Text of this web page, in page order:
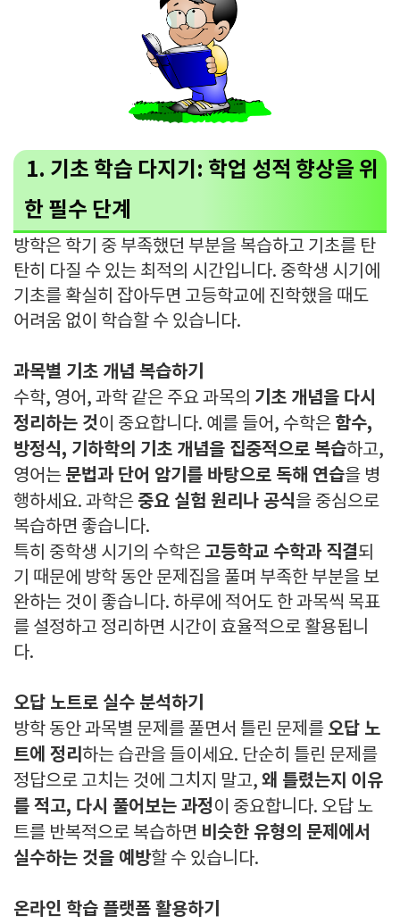
1. 기초 학습 다지기: 학업 성적 향상을 위
한 필수 단계
방학은 학기 중 부족했던 부분을 복습하고 기초를 탄
탄히 다질 수 있는 최적의 시간입니다. 중학생 시기에
기초를 확실히 잡아두면 고등학교에 진학했을 때도
어려움 없이 학습할 수 있습니다.
과목별 기초 개념 복습하기
수학, 영어, 과학 같은 주요 과목의 기초 개념을 다시
정리하는 것이 중요합니다. 예를 들어, 수학은 함수,
방정식, 기하학의 기초 개념을 집중적으로 복습하고,
영어는 문법과 단어 암기를 바탕으로 독해 연습을 병
행하세요. 과학은 중요 실험 원리나 공식을 중심으로
복습하면 좋습니다.
특히 중학생 시기의 수학은 고등학교 수학과 직결되
기 때문에 방학 동안 문제집을 풀며 부족한 부분을 보
완하는 것이 좋습니다. 하루에 적어도 한 과목씩 목표
를 설정하고 정리하면 시간이 효율적으로 활용됩니
다.
오답 노트로 실수 분석하기
방학 동안 과목별 문제를 풀면서 틀린 문제를 오답 노
트에 정리 하는 습관을 들이세요. 단순히 틀린 문제를
정답으로 고치는 것에 그치지 말고, 왜 틀렸는지 이유
를 적고, 다시 풀어보는 과정이 중요합니다. 오답 노
트를 반복적으로 복습하면 비슷한 유형의 문제에서
실수하는 것을 예방할 수 있습니다.
온라인 학습 플랫폼 활용하기